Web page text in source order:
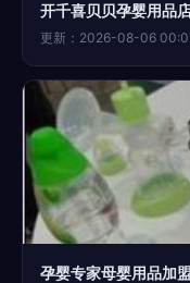
开千喜贝贝孕婴用品
更新：2026-08-06